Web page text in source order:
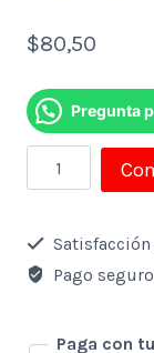
$80,50
Pregunta
ALEXA
ECHO
DOT
5TA
PARLANTE
Pago seguro
Paga con